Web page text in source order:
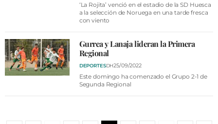
‘La Rojita’ venció en el estadio de la SD Huesca
a la selección de Noruega en una tarde fresca
con viento
Gurrea y Lanaja lideran la Primera
Regional
DEPORTESDH25/09/2022
Este domingo ha comenzado el Grupo 2-1 de
Segunda Regional